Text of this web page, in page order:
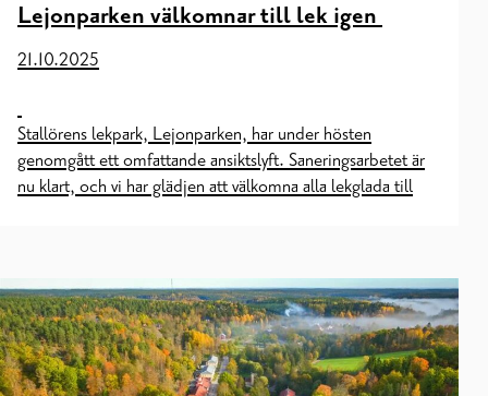
Lejonparken välkomnar till lek igen
21.10.2025
Stallörens lekpark, Lejonparken, har under hösten
genomgått ett omfattande ansiktslyft. Saneringsarbetet är
nu klart, och vi har glädjen att välkomna alla lekglada till